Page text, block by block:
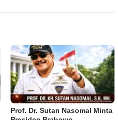
Prof. Dr. Sutan Nasomal Minta